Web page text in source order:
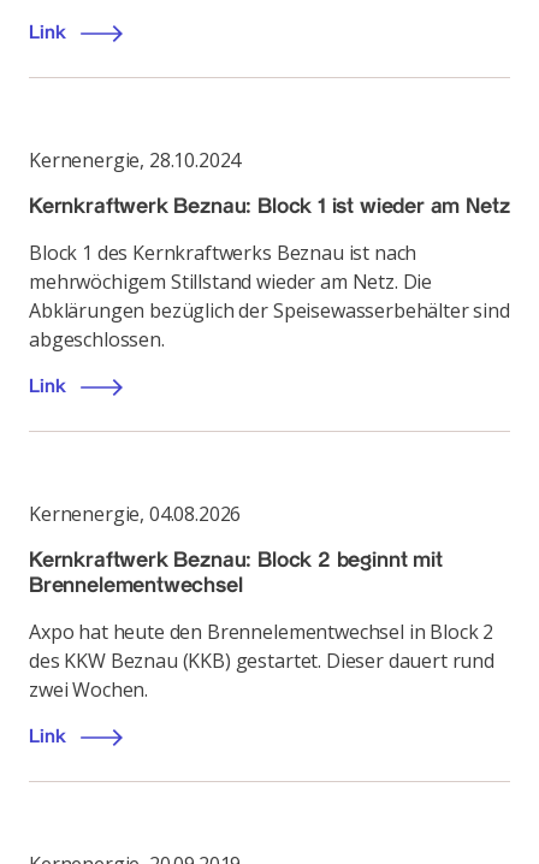
Link
Kernenergie, 28.10.2024
Kernkraftwerk Beznau: Block 1 ist wieder am Netz
Block 1 des Kernkraftwerks Beznau ist nach
mehrwöchigem Stillstand wieder am Netz. Die
Abklärungen bezüglich der Speisewasserbehälter sind
abgeschlossen.
Link
Kernenergie, 04.08.2026
Kernkraftwerk Beznau: Block 2 beginnt mit
Brennelementwechsel
Axpo hat heute den Brennelementwechsel in Block 2
des KKW Beznau (KKB) gestartet. Dieser dauert rund
zwei Wochen.
Link